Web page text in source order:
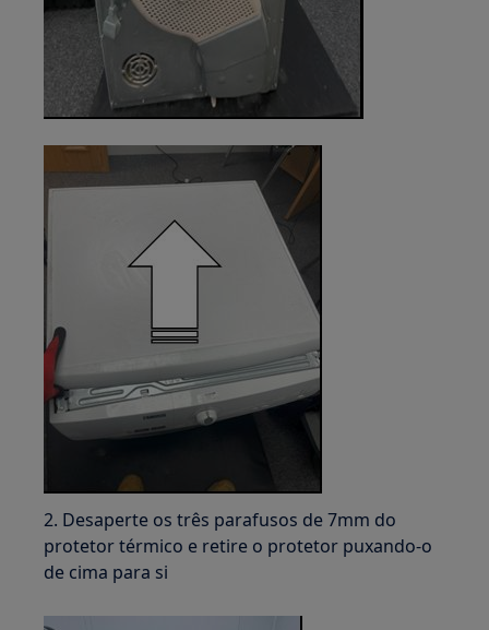
2. Desaperte os três parafusos de 7mm do
protetor térmico e retire o protetor puxando-o
de cima para si